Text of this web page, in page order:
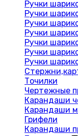
Ручки
Ручки
Ручки
Ручки
Ручки
Ручки
Ручки
Точилки
Чертежные
Карандаши
Карандаши
Грифели
Карандаши